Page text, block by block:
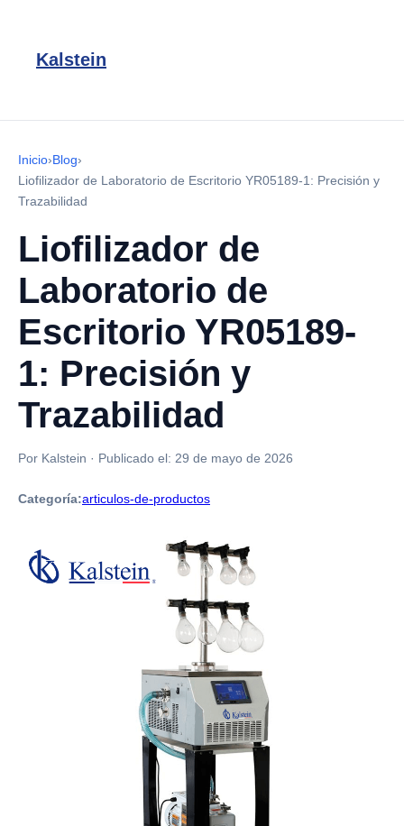
Kalstein
Inicio›Blog›
Liofilizador de Laboratorio de Escritorio YR05189-1: Precisión y
Trazabilidad
Liofilizador de
Laboratorio de
Escritorio YR05189-
1: Precisión y
Trazabilidad
Por Kalstein · Publicado el: 29 de mayo de 2026
Categoría:articulos-de-productos